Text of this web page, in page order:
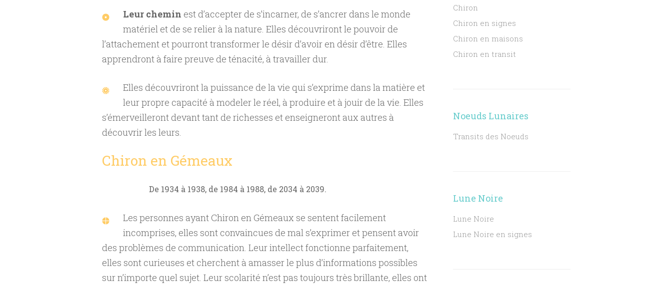
Leur chemin est d’accepter de s’incarner, de s’ancrer dans le monde
matériel et de se relier à la nature. Elles découvriront le pouvoir de
l’attachement et pourront transformer le désir d’avoir en désir d’être. Elles
apprendront à faire preuve de ténacité, à travailler dur.
Elles découvriront la puissance de la vie qui s’exprime dans la matière et
leur propre capacité à modeler le réel, à produire et à jouir de la vie. Elles
s’émerveilleront devant tant de richesses et enseigneront aux autres à
découvrir les leurs.
Chiron en Gémeaux
De 1934 à 1938, de 1984 à 1988, de 2034 à 2039.
Les personnes ayant Chiron en Gémeaux se sentent facilement
incomprises, elles sont convaincues de mal s’exprimer et pensent avoir
des problèmes de communication. Leur intellect fonctionne parfaitement,
elles sont curieuses et cherchent à amasser le plus d’informations possibles
sur n’importe quel sujet. Leur scolarité n’est pas toujours très brillante, elles ont
Chiron
Chiron en signes
Chiron en maisons
Chiron en transit
Noeuds Lunaires
Transits des Noeuds
Lune Noire
Lune Noire
Lune Noire en signes